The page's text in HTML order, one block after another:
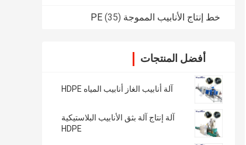
خط إنتاج الأنابيب المموجة PE (35)
أفضل المنتجات
آلة أنابيب الغاز أنابيب المياه HDPE
آلة إنتاج آلة بثق الأنابيب البلاستيكية
HDPE